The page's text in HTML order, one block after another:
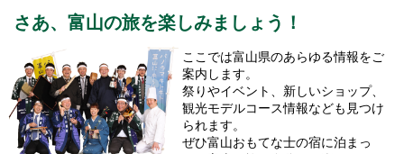
さあ、富山の旅を楽しみましょう！
ここでは富山県のあらゆる情報をご
案内します。
祭りやイベント、新しいショップ、
観光モデルコース情報なども見つけ
られます。
ぜひ富山おもてな士の宿に泊まっ